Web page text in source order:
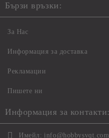
Бързи връзки:
За Нас
Информация за доставка
Рекламации
Пишете ни
Информация за контакти:
Имейл: info@hobbysvqt.com